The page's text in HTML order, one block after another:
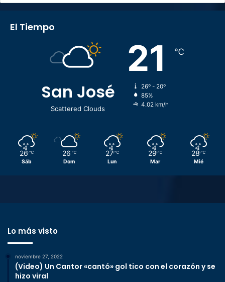
El Tiempo
San José
Scattered Clouds
21 ℃
26º - 20º
85%
4.02 km/h
26 ℃
Sáb
26 ℃
Dom
27 ℃
Lun
29 ℃
Mar
28 ℃
Mié
Lo más visto
noviembre 27, 2022
(Video) Un Cantor «cantó» gol tico con el corazón y se
hizo viral